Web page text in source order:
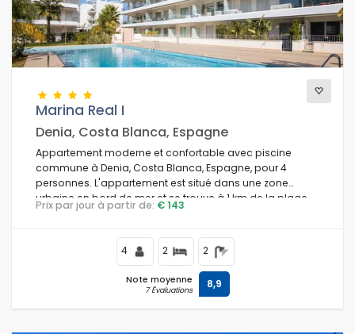
Marina Real I
Denia, Costa Blanca, Espagne
Appartement moderne et confortable avec piscine
commune à Denia, Costa Blanca, Espagne, pour 4
personnes. L'appartement est situé dans une zone
urbaine en bord de mer et se trouve à 1 km de la plage
de Marineta Casiana.
Prix par jour à partir de: € 143
4 2 2
Note moyenne
7 Évaluations 8,9